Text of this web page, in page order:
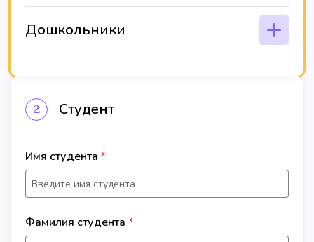
Дошкольники
2 Студент
Имя студента
Фамилия студента